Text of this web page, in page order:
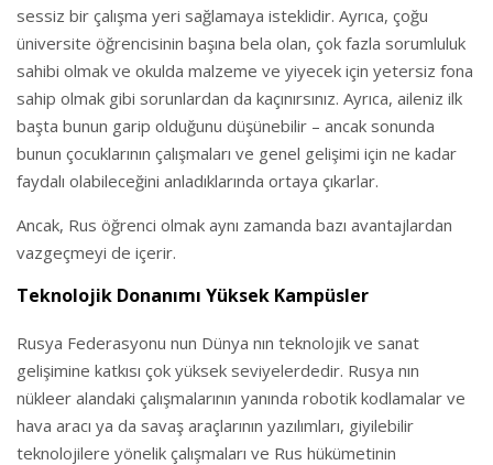
sessiz bir çalışma yeri sağlamaya isteklidir. Ayrıca, çoğu
üniversite öğrencisinin başına bela olan, çok fazla sorumluluk
sahibi olmak ve okulda malzeme ve yiyecek için yetersiz fona
sahip olmak gibi sorunlardan da kaçınırsınız. Ayrıca, aileniz ilk
başta bunun garip olduğunu düşünebilir – ancak sonunda
bunun çocuklarının çalışmaları ve genel gelişimi için ne kadar
faydalı olabileceğini anladıklarında ortaya çıkarlar.
Ancak, Rus öğrenci olmak aynı zamanda bazı avantajlardan
vazgeçmeyi de içerir.
Teknolojik Donanımı Yüksek Kampüsler
Rusya Federasyonu nun Dünya nın teknolojik ve sanat
gelişimine katkısı çok yüksek seviyelerdedir. Rusya nın
nükleer alandaki çalışmalarının yanında robotik kodlamalar ve
hava aracı ya da savaş araçlarının yazılımları, giyilebilir
teknolojilere yönelik çalışmaları ve Rus hükümetinin